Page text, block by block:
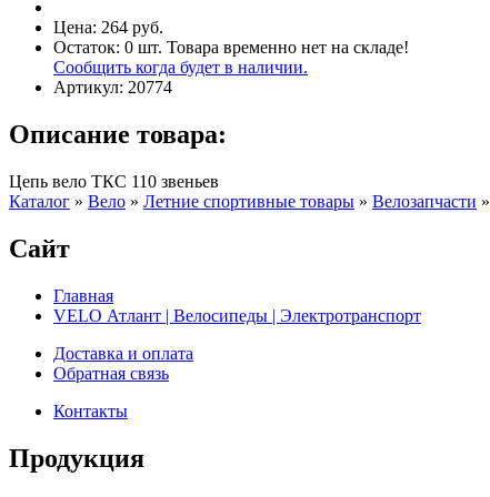
Цена: 264 руб.
Остаток: 0 шт. Товара временно нет на складе!
Сообщить когда будет в наличии.
Артикул: 20774
Описание товара:
Цепь вело ТКС 110 звеньев
Каталог » Вело » Летние спортивные товары » Велозапчасти »
Сайт
Главная
VELO Атлант | Велосипеды | Электротранспорт
Доставка и оплата
Обратная связь
Контакты
Продукция